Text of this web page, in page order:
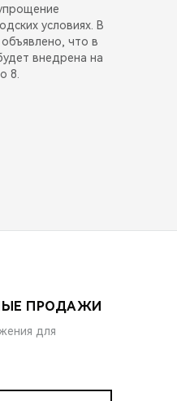
условиях. В
что в
внедрена на
8.
ПРОДАЖИ
для